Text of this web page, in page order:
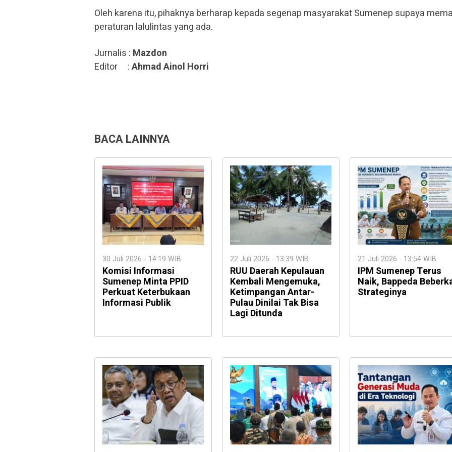
Oleh karena itu, pihaknya berharap kepada segenap masyarakat Sumenep supaya
peraturan lalulintas yang ada.
Jurnalis : Mazdon
Editor :Ahmad Ainol Horri
BACA LAINNYA
30 Juli 2026 - 14:19 WIB
Komisi Informasi
Sumenep Minta PPID
Perkuat Keterbukaan
Informasi Publik
22 Juli 2026 - 13:39 WIB
RUU Daerah Kepulauan
Kembali Mengemuka,
Ketimpangan Antar-
Pulau Dinilai Tak Bisa
Lagi Ditunda
21 Juli 2026 - 13:54 WIB
IPM Sumenep Terus
Naik, Bappeda
Strateginya